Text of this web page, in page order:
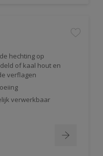
hechting op
of kaal hout en
verflagen
verwerkbaar